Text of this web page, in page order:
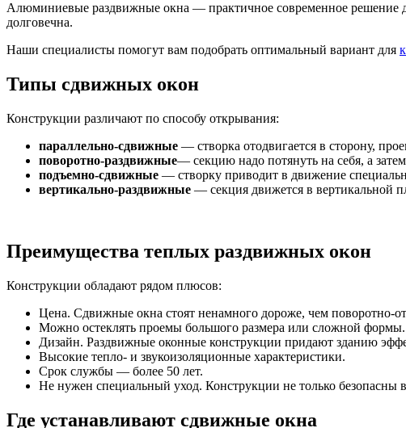
Алюминиевые раздвижные окна — практичное современное решение
долговечна.
Наши специалисты помогут вам подобрать оптимальный вариант для
Типы сдвижных окон
Конструкции различают по способу открывания:
параллельно-сдвижные — створка отодвигается в сторону,
поворотно-раздвижные— секцию надо потянуть на себя, а
подъемно-сдвижные — створку приводит в движение
вертикально-раздвижные — секция движется в вертикальной
Преимущества теплых раздвижных окон
Конструкции обладают рядом плюсов:
Цена. Сдвижные окна стоят ненамного дороже, чем поворотно-
Можно остеклять проемы большого размера или сложной формы.
Дизайн. Раздвижные оконные конструкции придают зданию
Высокие тепло- и звукоизоляционные характеристики.
Срок службы — более 50 лет.
Не нужен специальный уход. Конструкции не только безопасны
Где устанавливают сдвижные окна